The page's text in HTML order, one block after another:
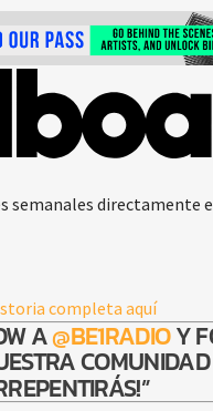
semanales directamente
completa aquí
A@BE1RADIOY